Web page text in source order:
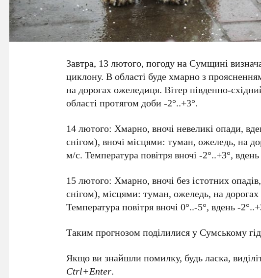
Завтра, 13 лютого, погоду на Сумщині
циклону. В області буде хмарно з
на дорогах ожеледиця. Вітер південно-
області протягом доби -2°..+3°.
14 лютого: Хмарно, вночі невеликі опади,
снігом), вночі місцями: туман, ожеледь, на
м/с. Температура повітря вночі -2°..+3°,
15 лютого: Хмарно, вночі без істотних
снігом), місцями: туман, ожеледь, на
Температура повітря вночі 0°..-5°, вдень -
Таким прогнозом поділилися у Сумському
Якщо ви знайшли помилку, будь ласка,
Ctrl+Enter.